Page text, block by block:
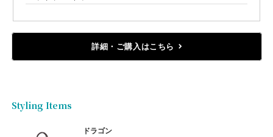
詳細・ご購入はこちら
Styling Items
ドラゴン